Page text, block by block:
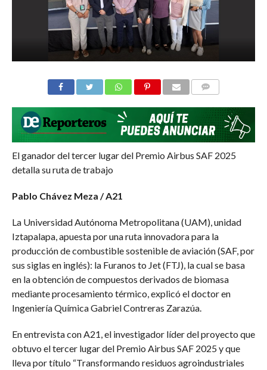
El ganador del tercer lugar del Premio Airbus SAF 2025
detalla su ruta de trabajo
Pablo Chávez Meza / A21
La Universidad Autónoma Metropolitana (UAM), unidad
Iztapalapa, apuesta por una ruta innovadora para la
producción de combustible sostenible de aviación (SAF, por
sus siglas en inglés): la Furanos to Jet (FTJ), la cual se basa
en la obtención de compuestos derivados de biomasa
mediante procesamiento térmico, explicó el doctor en
Ingeniería Química Gabriel Contreras Zarazúa.
En entrevista con A21, el investigador líder del proyecto que
obtuvo el tercer lugar del Premio Airbus SAF 2025 y que
lleva por título “Transformando residuos agroindustriales